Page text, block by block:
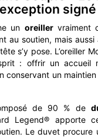
un oreillervraiment
au soutien, mais aussi
s’y pose. L’oreiller
: offrir un accueil
conservant un
de 90 % de
Legend® apporte
Le duvet procure